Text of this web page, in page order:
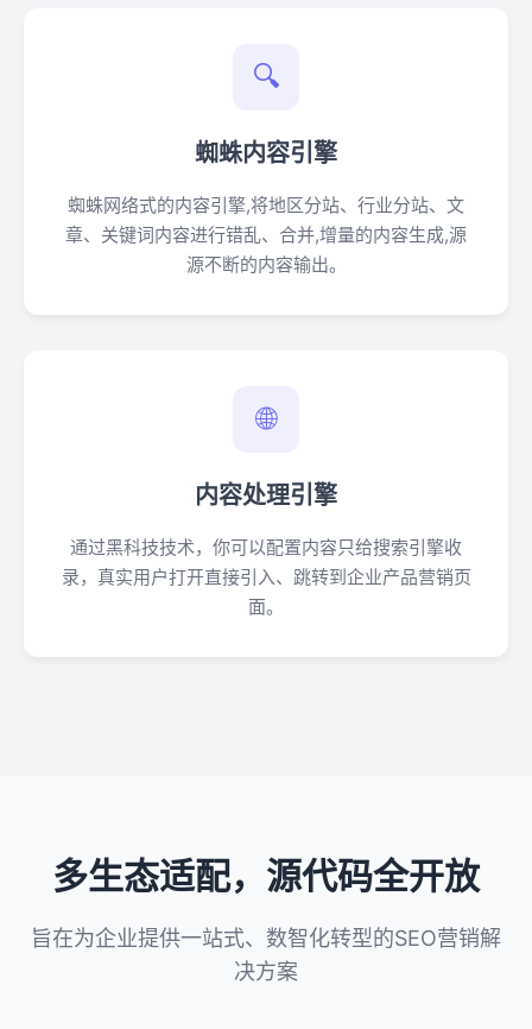
🔍
蜘蛛内容引擎
蜘蛛网络式的内容引擎,将地区分站、行业分站、文
章、关键词内容进行错乱、合并,增量的内容生成,源
源不断的内容输出。
🌐
内容处理引擎
通过黑科技技术，你可以配置内容只给搜索引擎收
录，真实用户打开直接引入、跳转到企业产品营销页
面。
多生态适配，源代码全开放
旨在为企业提供一站式、数智化转型的SEO营销解
决方案